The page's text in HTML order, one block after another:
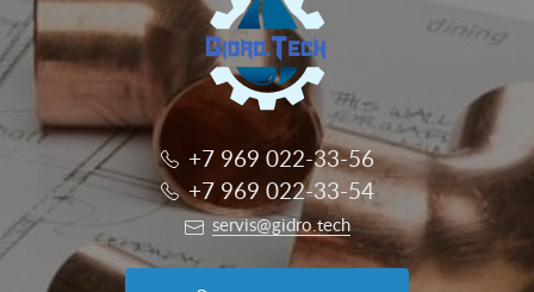
+7 969 022-33-56
+7 969 022-33-54
servis@gidro.tech